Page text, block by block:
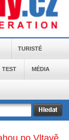
TURISTÉ
TEST MÉDIA
po Vltavě